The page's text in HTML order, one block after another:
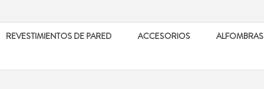
REVESTIMIENTOS DE PARED ACCESORIOS ALFOMBRAS